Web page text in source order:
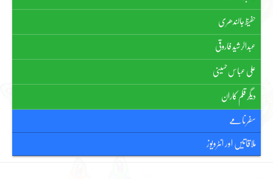
حفیظ جالندھری
عبدالرشید فاروقی
علی عباس حسینی
دیگر قلم کاران
سفرنامے
ملاقاتیں اور انٹرویوز